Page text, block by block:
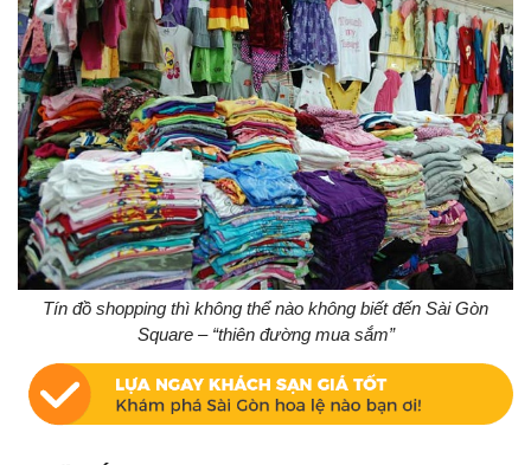
Tín đồ shopping thì không thể nào không biết đến Sài Gòn
Square – “thiên đường mua sắm”